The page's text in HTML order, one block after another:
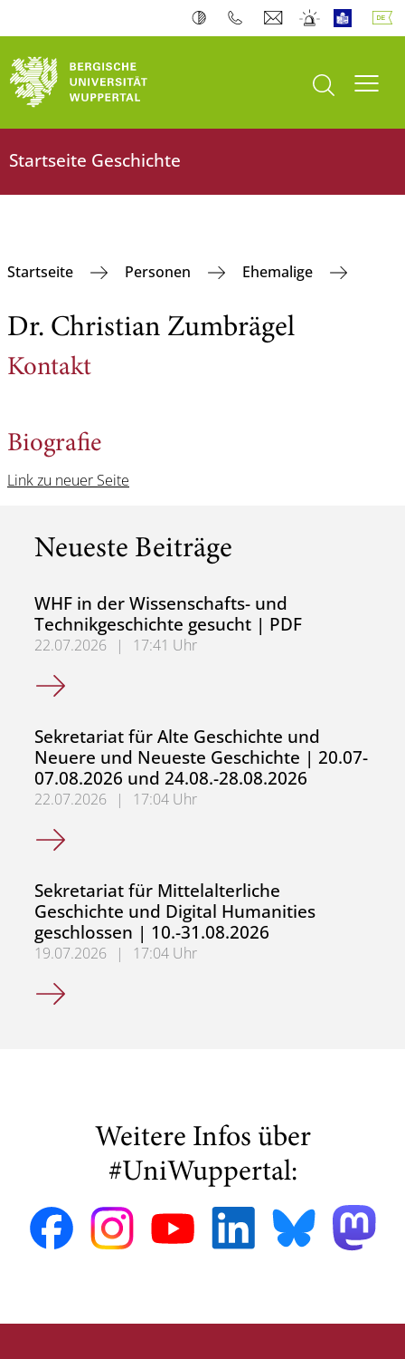
Suche öffnen
Startseite Geschichte
Startseite Personen Ehemalige
Dr. Christian Zumbrägel
Kontakt
Biografie
Link zu neuer Seite
Neueste Beiträge
WHF in der Wissenschafts- und
Technikgeschichte gesucht | PDF
22.07.2026 |
17:41 Uhr
WHF in der Wissenschafts- und Technikgeschichte
Sekretariat für Alte Geschichte und
Neuere und Neueste Geschichte | 20.07-
07.08.2026 und 24.08.-28.08.2026
22.07.2026 |
17:04 Uhr
Sekretariat für Alte Geschichte und Neuere und
Sekretariat für Mittelalterliche
Geschichte und Digital Humanities
geschlossen | 10.-31.08.2026
19.07.2026 |
17:04 Uhr
Sekretariat für Mittelalterliche Geschichte und Digital
Weitere Infos über
#UniWuppertal: